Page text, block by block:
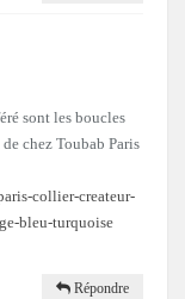
sont les boucles
chez Toubab Paris
collier-createur-
bleu-turquoise
Répondre